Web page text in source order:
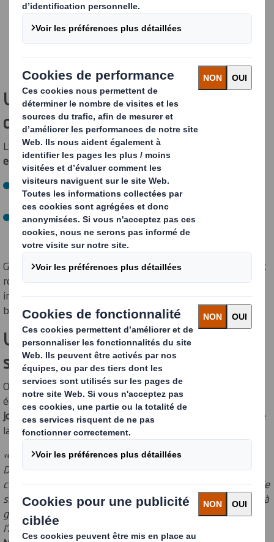
Une technologie de pointe au service
de l’efficacité énergétique
L’investissement de4,5 millions d’euros
eurosfinancés par l’ADEME, consiste en l’installation :
d’unenouvelle hottesur la sécherie de la machine à
papier ;
d’unetour de récupération d’énergie, équipée de
échangeurs successifs.
Grâce à ce dispositif, la chaleur produite lors du séchage est
récupérée puis réutilisée directement dans le processus
industriel, permettant une réduction significative des
besoins en gaz naturel.
Une modernisation ancrée dans la
stratégie climat de DS Smith
Outre la baisse des émissions, la nouvelle tour permet
également derécupérer 140 m³ d’eau de condensation par
jour
, renforçant la contribution du site à la préservation de
la ressource en eau.
« Ce projet s’inscrit dans les objectifs de décarbonation de
DS Smith pour atteindre zéro émission nette d’ici 2050. Il
complète les initiatives précédemment mises en place sur le
site, comme notre installation de cogénération par turbine à
gaz ou notre chaudière biogaz, également soutenues par
l’ADEME. »